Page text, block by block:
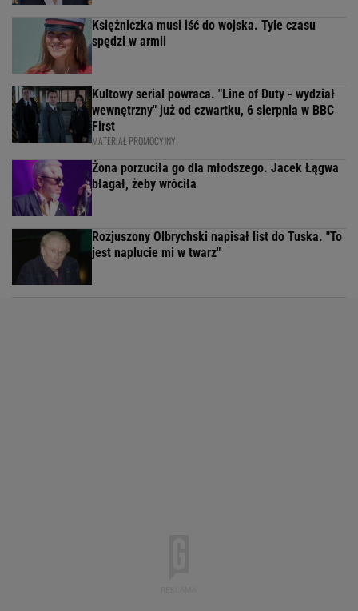
Księżniczka musi iść do wojska. Tyle czasu
spędzi w armii
Kultowy serial powraca. "Line of Duty - wydział
wewnętrzny" już od czwartku, 6 sierpnia w BBC
First
MATERIAŁ PROMOCYJNY
Żona porzuciła go dla młodszego. Jacek Łągwa
błagał, żeby wróciła
Rozjuszony Olbrychski napisał list do Tuska. "To
jest naplucie mi w twarz"